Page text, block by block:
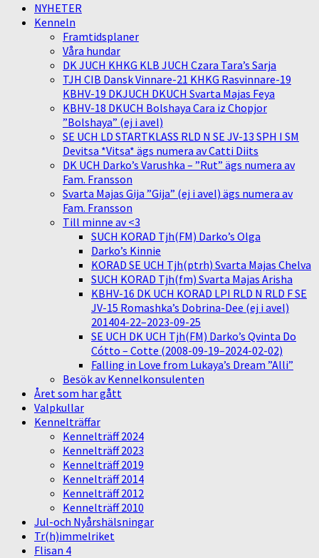
NYHETER
Kenneln
Framtidsplaner
Våra hundar
DK JUCH KHKG KLB JUCH Czara Tara’s Sarja
TJH CIB Dansk Vinnare-21 KHKG Rasvinnare-19
KBHV-19 DKJUCH DKUCH Svarta Majas Feya
KBHV-18 DKUCH Bolshaya Cara iz Chopjor
”Bolshaya” (ej i avel)
SE UCH LD STARTKLASS RLD N SE JV-13 SPH I SM
Devitsa *Vitsa* ägs numera av Catti Diits
DK UCH Darko’s Varushka – ”Rut” ägs numera av
Fam. Fransson
Svarta Majas Gija ”Gija” (ej i avel) ägs numera av
Fam. Fransson
Till minne av <3
SUCH KORAD Tjh(FM) Darko’s Olga
Darko’s Kinnie
KORAD SE UCH Tjh(ptrh) Svarta Majas Chelva
SUCH KORAD Tjh(fm) Svarta Majas Arisha
KBHV-16 DK UCH KORAD LPI RLD N RLD F SE
JV-15 Romashka’s Dobrina-Dee (ej i avel)
201404-22–2023-09-25
SE UCH DK UCH Tjh(FM) Darko’s Qvinta Do
Cótto – Cotte (2008-09-19–2024-02-02)
Falling in Love from Lukaya’s Dream ”Alli”
Besök av Kennelkonsulenten
Året som har gått
Valpkullar
Kennelträffar
Kennelträff 2024
Kennelträff 2023
Kennelträff 2019
Kennelträff 2014
Kennelträff 2012
Kennelträff 2010
Jul-och Nyårshälsningar
Tr(h)immelriket
Flisan 4